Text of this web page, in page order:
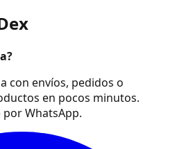
con envíos, pedidos o
en pocos minutos.
WhatsApp.